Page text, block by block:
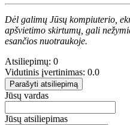
Dėl galimų Jūsų kompiuterio,
apšvietimo skirtumų, gali
esančios nuotraukoje.
Atsiliepimų: 0
Vidutinis įvertinimas: 0.0
Parašyti atsiliepimą
Jūsų vardas
Jūsų atsiliepimas